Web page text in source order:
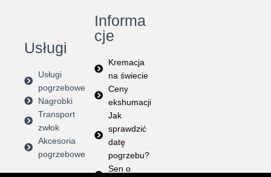
Usługi
Usługi
pogrzebowe
Nagrobki
Transport
zwłok
Akcesoria
pogrzebowe
Informa
cje
Kremacja
na świecie
Ceny
ekshumacji
Jak
sprawdzić
datę
pogrzebu?
Sen o